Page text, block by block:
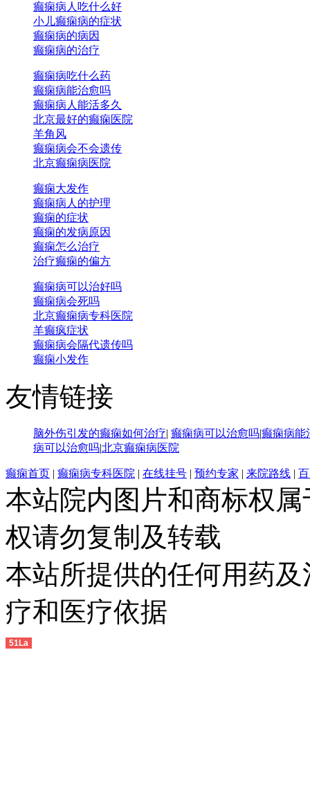
癫痫病人吃什么好
小儿癫痫病的症状
癫痫病的病因
癫痫病的治疗
癫痫病吃什么药
癫痫病能治愈吗
癫痫病人能活多久
北京最好的癫痫医院
羊角风
癫痫病会不会遗传
北京癫痫病医院
癫痫大发作
癫痫病人的护理
癫痫的症状
癫痫的发病原因
癫痫怎么治疗
治疗癫痫的偏方
癫痫病可以治好吗
癫痫病会死吗
北京癫痫病专科医院
羊癫疯症状
癫痫病会隔代遗传吗
癫痫小发作
友情链接
脑外伤引发的癫痫如何治疗| 癫痫病可以治愈吗|癫痫病能
病可以治愈吗|北京癫痫病医院
癫痫首页 | 癫痫病专科医院 | 在线挂号 | 预约专家 | 来院路线 |
本站院内图片和商标权
权请勿复制及转载
本站所提供的任何用药
疗和医疗依据
51La